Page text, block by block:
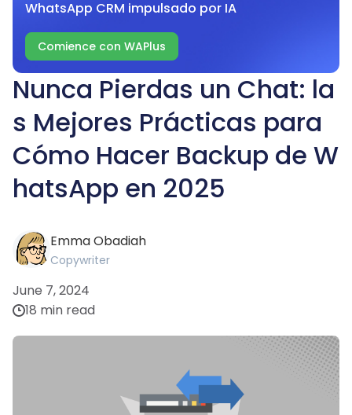
Nunca Pierdas un Chat: la
s Mejores Prácticas para
Cómo Hacer Backup de W
hatsApp en 2025
Emma Obadiah
Copywriter
June 7, 2024
18 min read
WhatsApp CRM impulsado por IA
Comience con WAPlus